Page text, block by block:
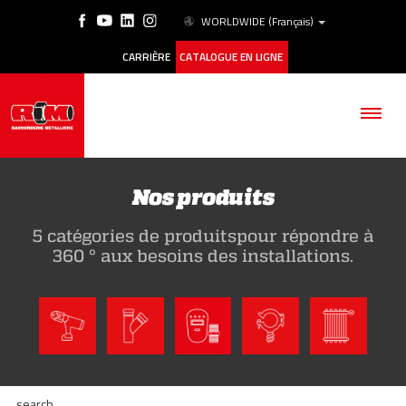
WORLDWIDE (Français)
CARRIÈRE CATALOGUE EN LIGNE
SOCIÉTÉ
Nos produits
5 catégories de produitspour répondre à
360 ° aux besoins des installations.